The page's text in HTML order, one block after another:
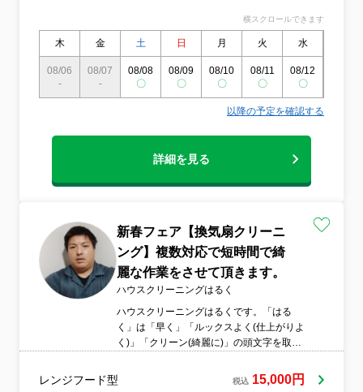
横スクロールできます
木 金 土 日 月 火 水
08/06
-
08/07
-
08/08
〇
08/09
〇
08/10
〇
08/11
〇
08/12
〇
以降の予定を確認する
詳細を見る
新春フェア【換気扇クリーニ
ング】複数対応で短時間で綺
麗な作業をさせて頂きます。
ハウスクリーニングはるく
ハウスクリーニングはるくです。「はる
く」は「早く」「ルックスよく(仕上がりよ
く)」「クリーン(綺麗に)」の頭文字を取っ
しております。複数人での対応を基本とさ
せて頂きます。複数人による作業で迅速に
レンジフード型 税込 15,000円